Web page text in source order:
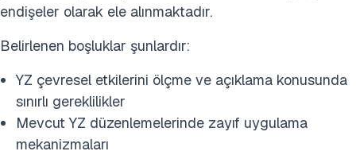
endişeler olarak ele alınmaktadır.
Belirlenen boşluklar şunlardır:
YZ çevresel etkilerini ölçme ve açıklama konusunda
sınırlı gereklilikler
Mevcut YZ düzenlemelerinde zayıf uygulama
mekanizmaları